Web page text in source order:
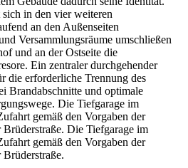
in den vier weiteren
an den Außenseiten
Versammlungsräume umschließen
und an der Ostseite die
Ein zentraler durchgehender
die erforderliche Trennung des
Brandabschnitte und optimale
Die Tiefgarage im
gemäß den Vorgaben der
Die Tiefgarage im
gemäß den Vorgaben der